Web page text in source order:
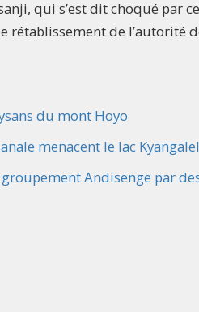
qui s’est dit choqué par
de l’autorité
du mont Hoyo
menacent le lac
Andisenge par